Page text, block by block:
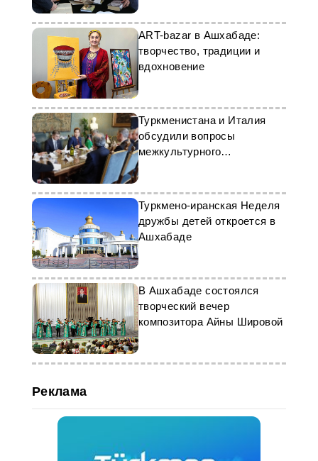
Махтумкули Фраги
ART-bazar в Ашхабаде:
творчество, традиции и
вдохновение
Туркменистана и Италия
обсудили вопросы
межкультурного
взаимодействия
Туркмено-иранская Неделя
дружбы детей откроется в
Ашхабаде
В Ашхабаде состоялся
творческий вечер
композитора Айны Шировой
Реклама